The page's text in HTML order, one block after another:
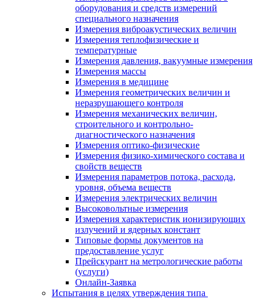
оборудования и средств измерений
специального назначения
Измерения виброакустических величин
Измерения теплофизические и
температурные
Измерения давления, вакуумные измерения
Измерения массы
Измерения в медицине
Измерения геометрических величин и
неразрушающего контроля
Измерения механических величин,
строительного и контрольно-
диагностического назначения
Измерения оптико-физические
Измерения физико-химического состава и
свойств веществ
Измерения параметров потока, расхода,
уровня, объема веществ
Измерения электрических величин
Высоковольтные измерения
Измерения характеристик ионизирующих
излучений и ядерных констант
Типовые формы документов на
предоставление услуг
Прейскурант на метрологические работы
(услуги)
Онлайн-Заявка
Испытания в целях утверждения типа